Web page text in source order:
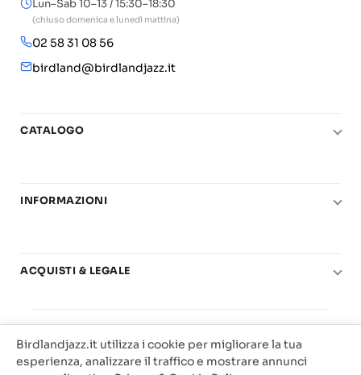
Lun–Sab 10–13 / 15:30–18:30
(chiuso domenica e lunedì mattina)
02 58 31 08 56
birdland@birdlandjazz.it
CATALOGO
Chitarra
Basi play-along
Offerte
INFORMAZIONI
Carta del Docente
ACQUISTI & LEGALE
Privacy & Cookie
Birdland Milano. P.Iva 12093700156
Web Agency Milano
Birdlandjazz.it utilizza i cookie per migliorare la tua
esperienza, analizzare il traffico e mostrare annunci